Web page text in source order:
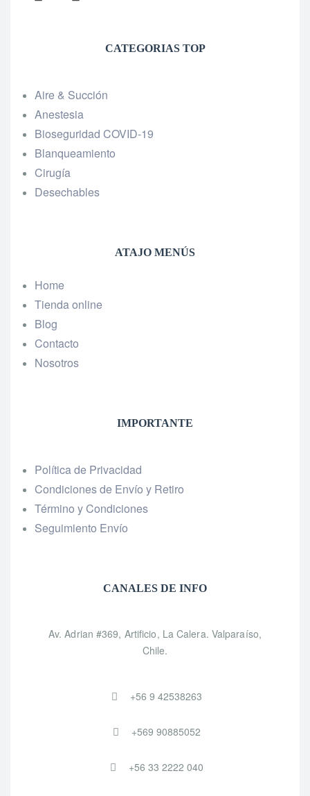
CATEGORIAS TOP
Aire & Succión
Anestesia
Bioseguridad COVID-19
Blanqueamiento
Cirugía
Desechables
ATAJO MENÚS
Home
Tienda online
Blog
Contacto
Nosotros
IMPORTANTE
Política de Privacidad
Condiciones de Envío y Retiro
Término y Condiciones
Seguimiento Envío
CANALES DE INFO
Av. Adrian #369, Artificio, La Calera. Valparaíso,
Chile.
+56 9 42538263
+569 90885052
+56 33 2222 040